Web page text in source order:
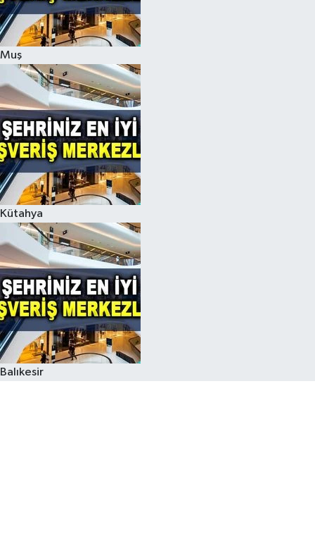
Muş
Kütahya
Balıkesir